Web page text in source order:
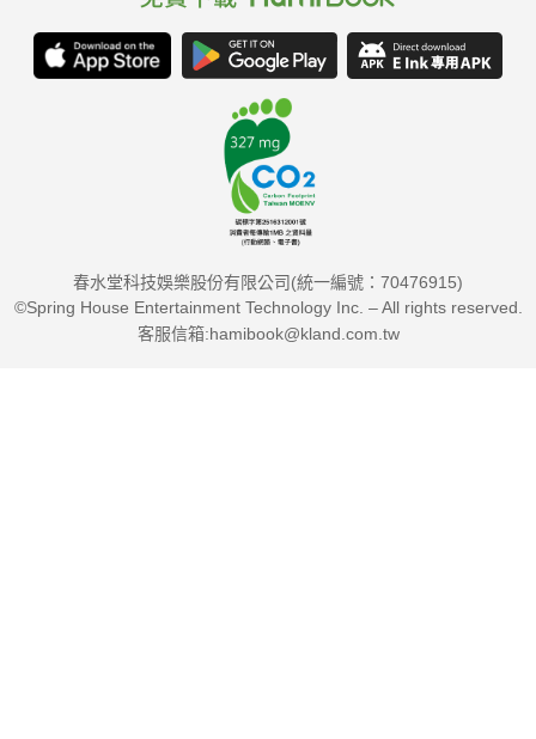
春水堂科技娛樂股份有限公司(統一編號：70476915)
©Spring House Entertainment Technology Inc. – All rights reserved.
客服信箱:hamibook@kland.com.tw